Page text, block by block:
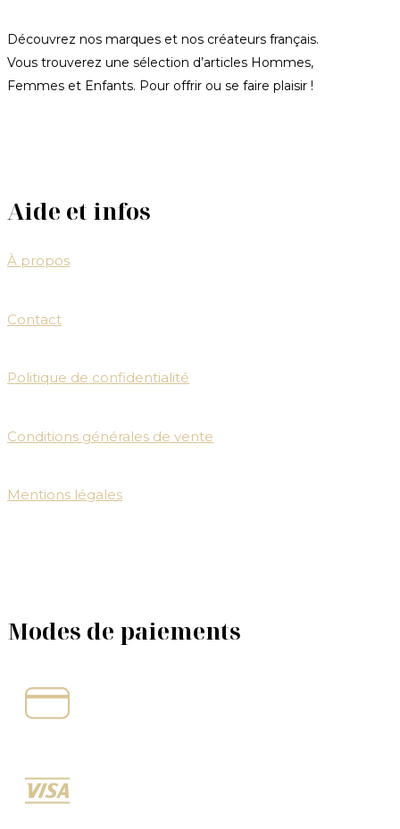
Découvrez nos marques et nos créateurs français.
Vous trouverez une sélection d’articles Hommes,
Femmes et Enfants. Pour offrir ou se faire plaisir !
Aide et infos
À propos
Contact
Politique de confidentialité
Conditions générales de vente
Mentions légales
Modes de paiements